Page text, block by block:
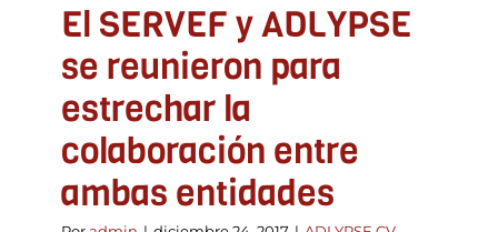
El SERVEF y ADLYPSE
se reunieron para
estrechar la
colaboración entre
ambas entidades